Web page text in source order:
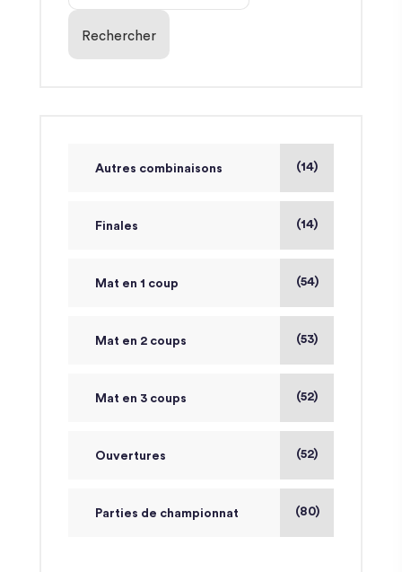
Rechercher
Autres combinaisons (14)
Finales (14)
Mat en 1 coup (54)
Mat en 2 coups (53)
Mat en 3 coups (52)
Ouvertures (52)
Parties de championnat (80)